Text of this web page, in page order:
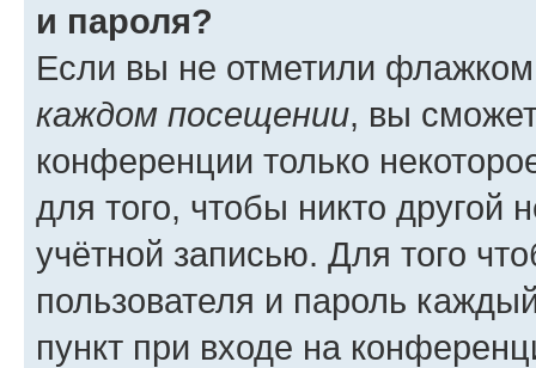
и пароля?
Если вы не отметили
каждом посещении, вы
конференции только
для того, чтобы никто другой
учётной записью. Для того
пользователя и пароль
пункт при входе на